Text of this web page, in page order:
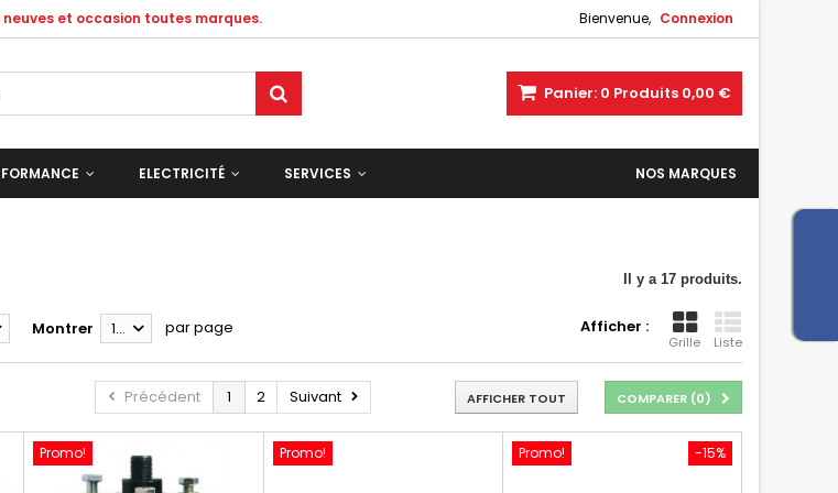
Bienvenue, Connexion
et occasion toutes marques.
Panier: 0 Produits 0,00 €
ELECTRICITÉ SERVICES NOS MARQUES
Il y a 17 produits.
Afficher :
Grille Liste
Montrer 12 par page
COMPARER (0)
Précédent 1 2 Suivant AFFICHER TOUT
Promo! Promo! Promo! -15%